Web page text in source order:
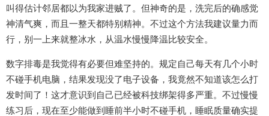
叫得估计邻居都以为我家进贼了。但神奇的是，洗完后的确感觉
神清气爽，而且一整天都特别精神。不过这个方法我建议量力而
行，别一上来就整冰水，从温水慢慢降温比较安全。
数字排毒是我觉得有必要但难坚持的。规定自己每天有几个小时
不碰手机电脑，结果发现没了电子设备，我竟然不知道该怎么打
发时间了！这才意识到自己已经被科技绑架得多严重。不过慢慢
练习后，现在至少能做到睡前半小时不碰手机，睡眠质量确实提